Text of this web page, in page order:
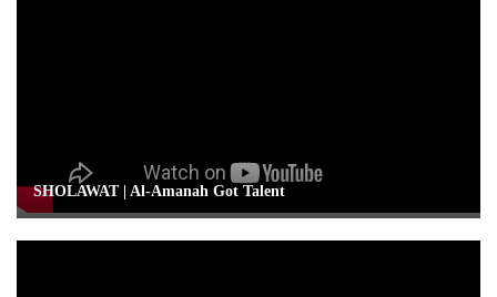
SHOLAWAT | Al-Amanah Got Talent